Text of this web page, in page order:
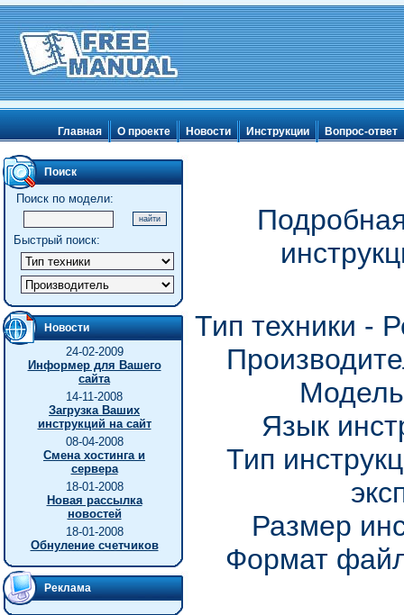
Главная О проекте Новости Инструкции Вопрос-ответ
Поиск
Поиск по модели:
Быстрый поиск:
Новости
24-02-2009
Информер для Вашего
сайта
14-11-2008
Загрузка Ваших
инструкций на сайт
08-04-2008
Смена хостинга и
сервера
18-01-2008
Новая рассылка
новостей
18-01-2008
Обнуление счетчиков
Реклама
Тип техники -
Язык
Тип
Размер
Формат